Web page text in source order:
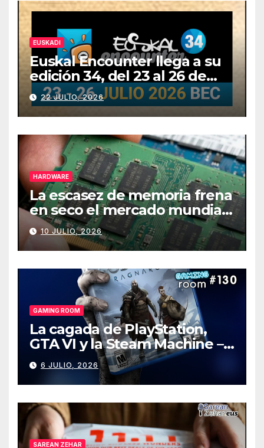
EUSKADI
Euskal Encounter llega a su
edición 34, del 23 al 26 de
julio
22 JULIO, 2026
HARDWARE
La escasez de memoria frena
en seco el mercado mundial
de PCs
10 JULIO, 2026
GAMING ROOM
La cagada de PlayStation,
GTA VI y la Steam Machine –
Gaming Room #130
6 JULIO, 2026
SAREAN ZEHAR